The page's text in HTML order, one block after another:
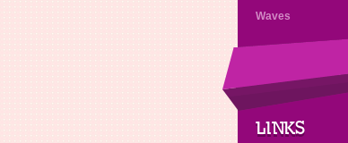
Waves
LINKS